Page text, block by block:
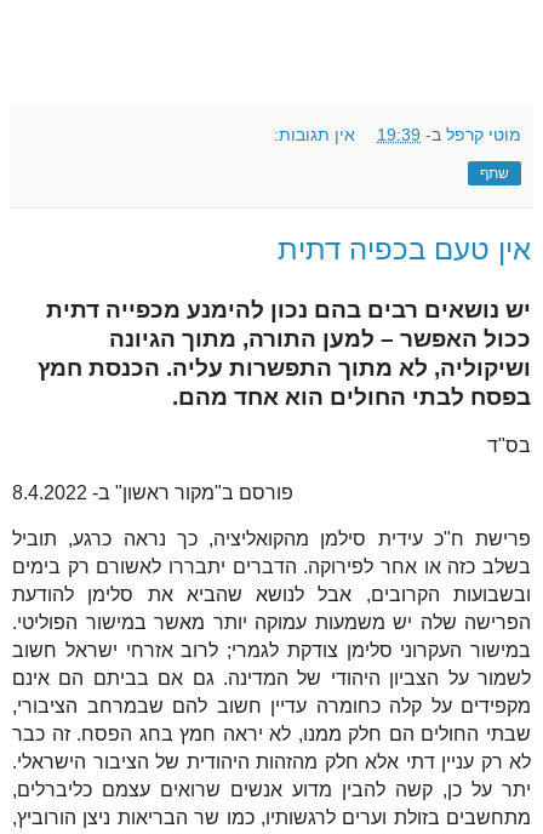
מוטי קרפל ב- 19:39 אין תגובות:
שתף
אין טעם בכפיה דתית
יש נושאים רבים בהם נכון להימנע מכפייה דתית
ככול האפשר – למען התורה, מתוך הגיונה
ושיקוליה, לא מתוך התפשרות עליה. הכנסת חמץ
בפסח לבתי החולים הוא אחד מהם.
בס"ד
פורסם ב"מקור ראשון" ב- 8.4.2022
פרישת ח"כ עידית סילמן מהקואליציה, כך נראה כרגע, תוביל
בשלב כזה או אחר לפירוקה. הדברים יתבררו לאשורם רק בימים
ובשבועות הקרובים, אבל לנושא שהביא את סלימן להודעת
הפרישה שלה יש משמעות עמוקה יותר מאשר במישור הפוליטי.
במישור העקרוני סלימן צודקת לגמרי; לרוב אזרחי ישראל חשוב
לשמור על הצביון היהודי של המדינה. גם אם בביתם הם אינם
מקפידים על קלה כחומרה עדיין חשוב להם שבמרחב הציבורי,
שבתי החולים הם חלק ממנו, לא יראה חמץ בחג הפסח. זה כבר
לא רק עניין דתי אלא חלק מהזהות היהודית של הציבור הישראלי.
יתר על כן, קשה להבין מדוע אנשים שרואים עצמם כליברלים,
מתחשבים בזולת וערים לרגשותיו, כמו שר הבריאות ניצן הורוביץ,